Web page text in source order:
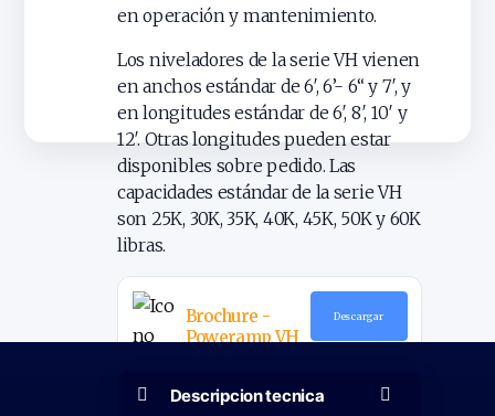
en operación y mantenimiento.
Los niveladores de la serie VH vienen
en anchos estándar de 6′, 6’- 6“ y 7′, y
en longitudes estándar de 6′, 8′, 10′ y
12′. Otras longitudes pueden estar
disponibles sobre pedido. Las
capacidades estándar de la serie VH
son 25K, 30K, 35K, 40K, 45K, 50K y 60K
libras.
Brochure -
Poweramp VH
Descargar
Descripcion tecnica